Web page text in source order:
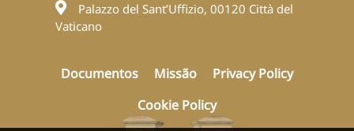
Palazzo del Sant’Uffizio, 00120 Città del
Vaticano
Documentos Missão
Privacy Policy
Cookie Policy